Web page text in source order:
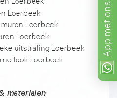
App
met
ons!
Loerbeek
Loerbeek
Loerbeek
uitstraling Loerbeek
look Loerbeek
materialen